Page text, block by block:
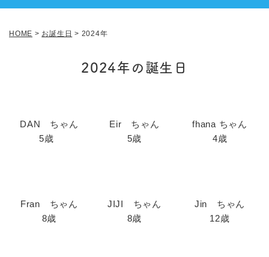
HOME > お誕生日 > 2024年
2024年の誕生日
DAN ちゃん
5歳
Eir ちゃん
5歳
fhana ちゃん
4歳
Fran ちゃん
8歳
JIJI ちゃん
8歳
Jin ちゃん
12歳